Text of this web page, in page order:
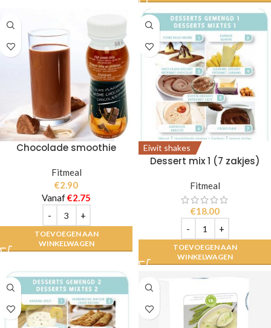
Chocolade smoothie
Fitmeal
€2.90
Vanaf€2.75
TOEVOEGEN AAN
WINKELWAGEN
Eiwit shakes
Dessert mix 1 (7 zakjes)
Fitmeal
€18.00
TOEVOEGEN AAN
WINKELWAGEN